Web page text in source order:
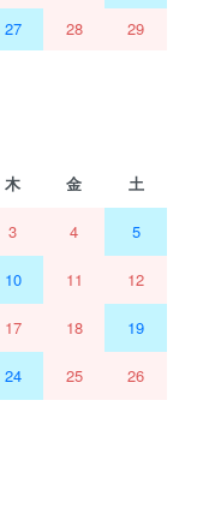
27 28
29
木 金 土
3 4 5
10 11 12
17 18 19
24 25 26